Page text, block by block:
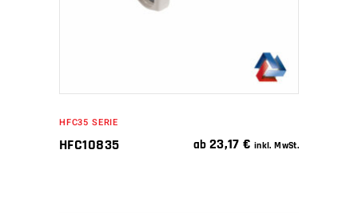
HFC35 SERIE
HFC10835 ab 23,17€ inkl. MwSt.